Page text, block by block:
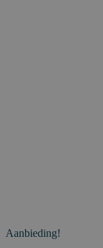
Aanbieding!